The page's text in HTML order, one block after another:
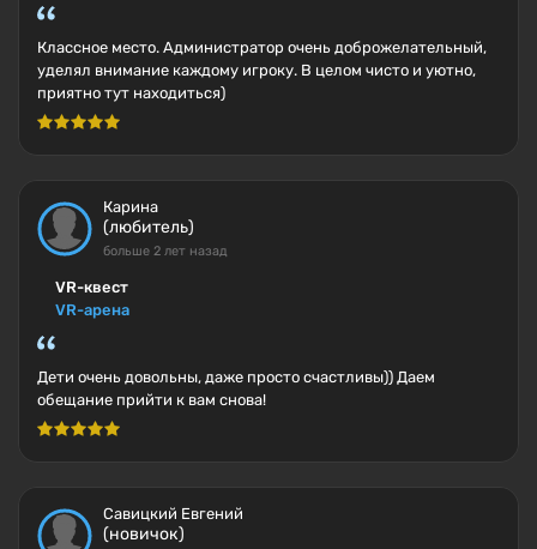
Классное место. Администратор очень доброжелательный,
уделял внимание каждому игроку. В целом чисто и уютно,
приятно тут находиться)
Карина
(любитель)
больше 2 лет назад
VR-квест
VR-арена
Дети очень довольны, даже просто счастливы)) Даем
обещание прийти к вам снова!
Савицкий Евгений
(новичок)